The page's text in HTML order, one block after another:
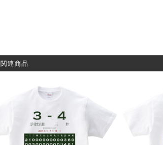
関連商品